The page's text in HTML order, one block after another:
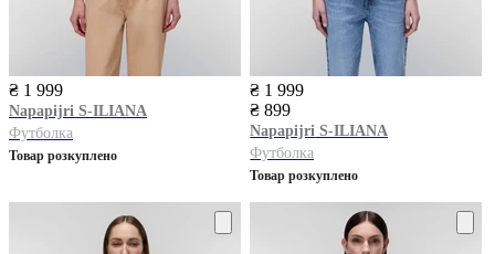
₴ 1 999
Napapijri S-ILIANA
Футболка
Товар розкуплено
₴ 1 999
₴ 899
Napapijri S-ILIANA
Футболка
Товар розкуплено